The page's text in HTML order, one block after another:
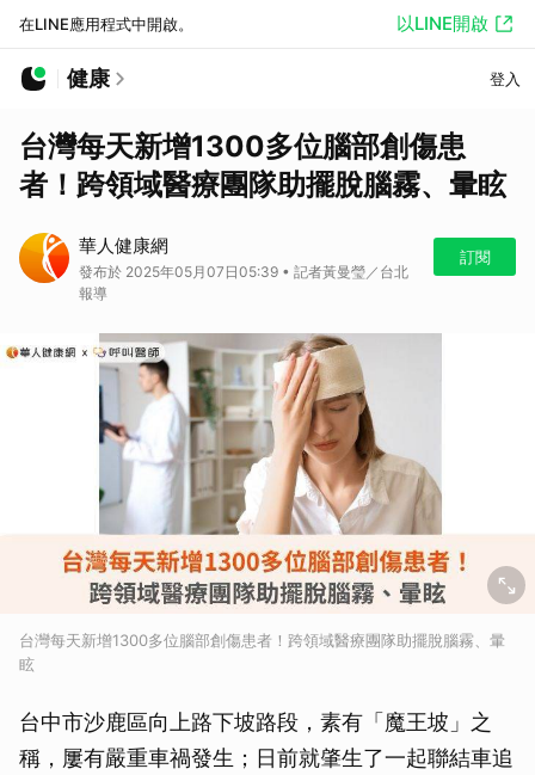
在LINE應用程式中開啟。 以LINE開啟
健康 登入
台灣每天新增1300多位腦部創傷患
者！跨領域醫療團隊助擺脫腦霧、暈眩
華人健康網
發布於 2025年05月07日05:39 • 記者黃曼瑩／台北
報導
訂閱
台灣每天新增1300多位腦部創傷患者！跨領域醫療團隊助擺脫腦霧、暈
眩
台中市沙鹿區向上路下坡路段，素有「魔王坡」之
稱，屢有嚴重車禍發生；日前就肇生了一起聯結車追